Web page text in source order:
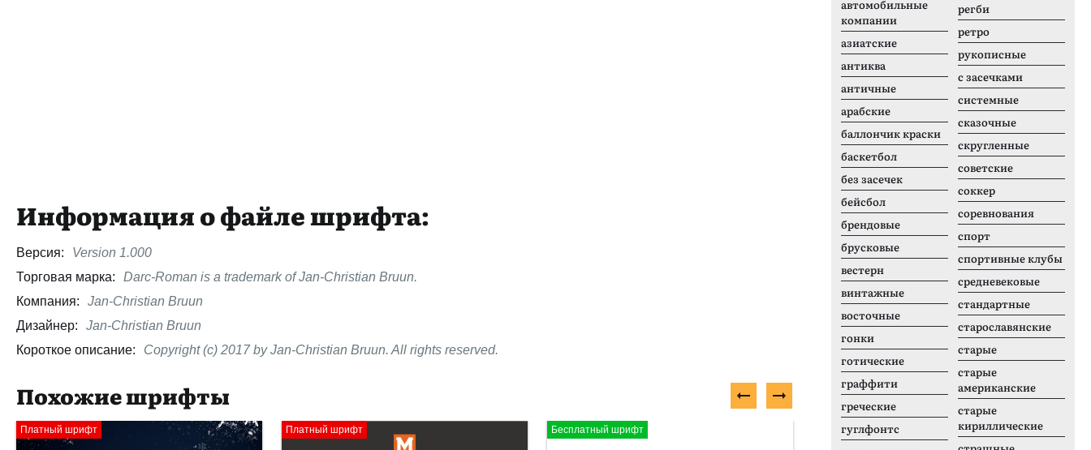
Информация о файле шрифта:
Версия:
Version 1.000
Торговая марка:
Darc-Roman is a trademark of Jan-Christian Bruun.
Компания:
Jan-Christian Bruun
Дизайнер:
Jan-Christian Bruun
Короткое описание:
Copyright (c) 2017 by Jan-Christian Bruun. All rights reserved.
Похожие шрифты
Платный шрифт Платный шрифт Бесплатный шрифт Бесплатный шрифт
автомобильные
компании
азиатские
антиква
античные
арабские
баллончик краски
баскетбол
без засечек
бейсбол
брендовые
брусковые
вестерн
винтажные
восточные
гонки
готические
граффити
греческие
гуглфонтс
регби
ретро
рукописные
с засечками
системные
сказочные
скругленные
советские
соккер
соревнования
спорт
спортивные клубы
средневековые
стандартные
старославянские
старые
старые
американские
старые
кириллические